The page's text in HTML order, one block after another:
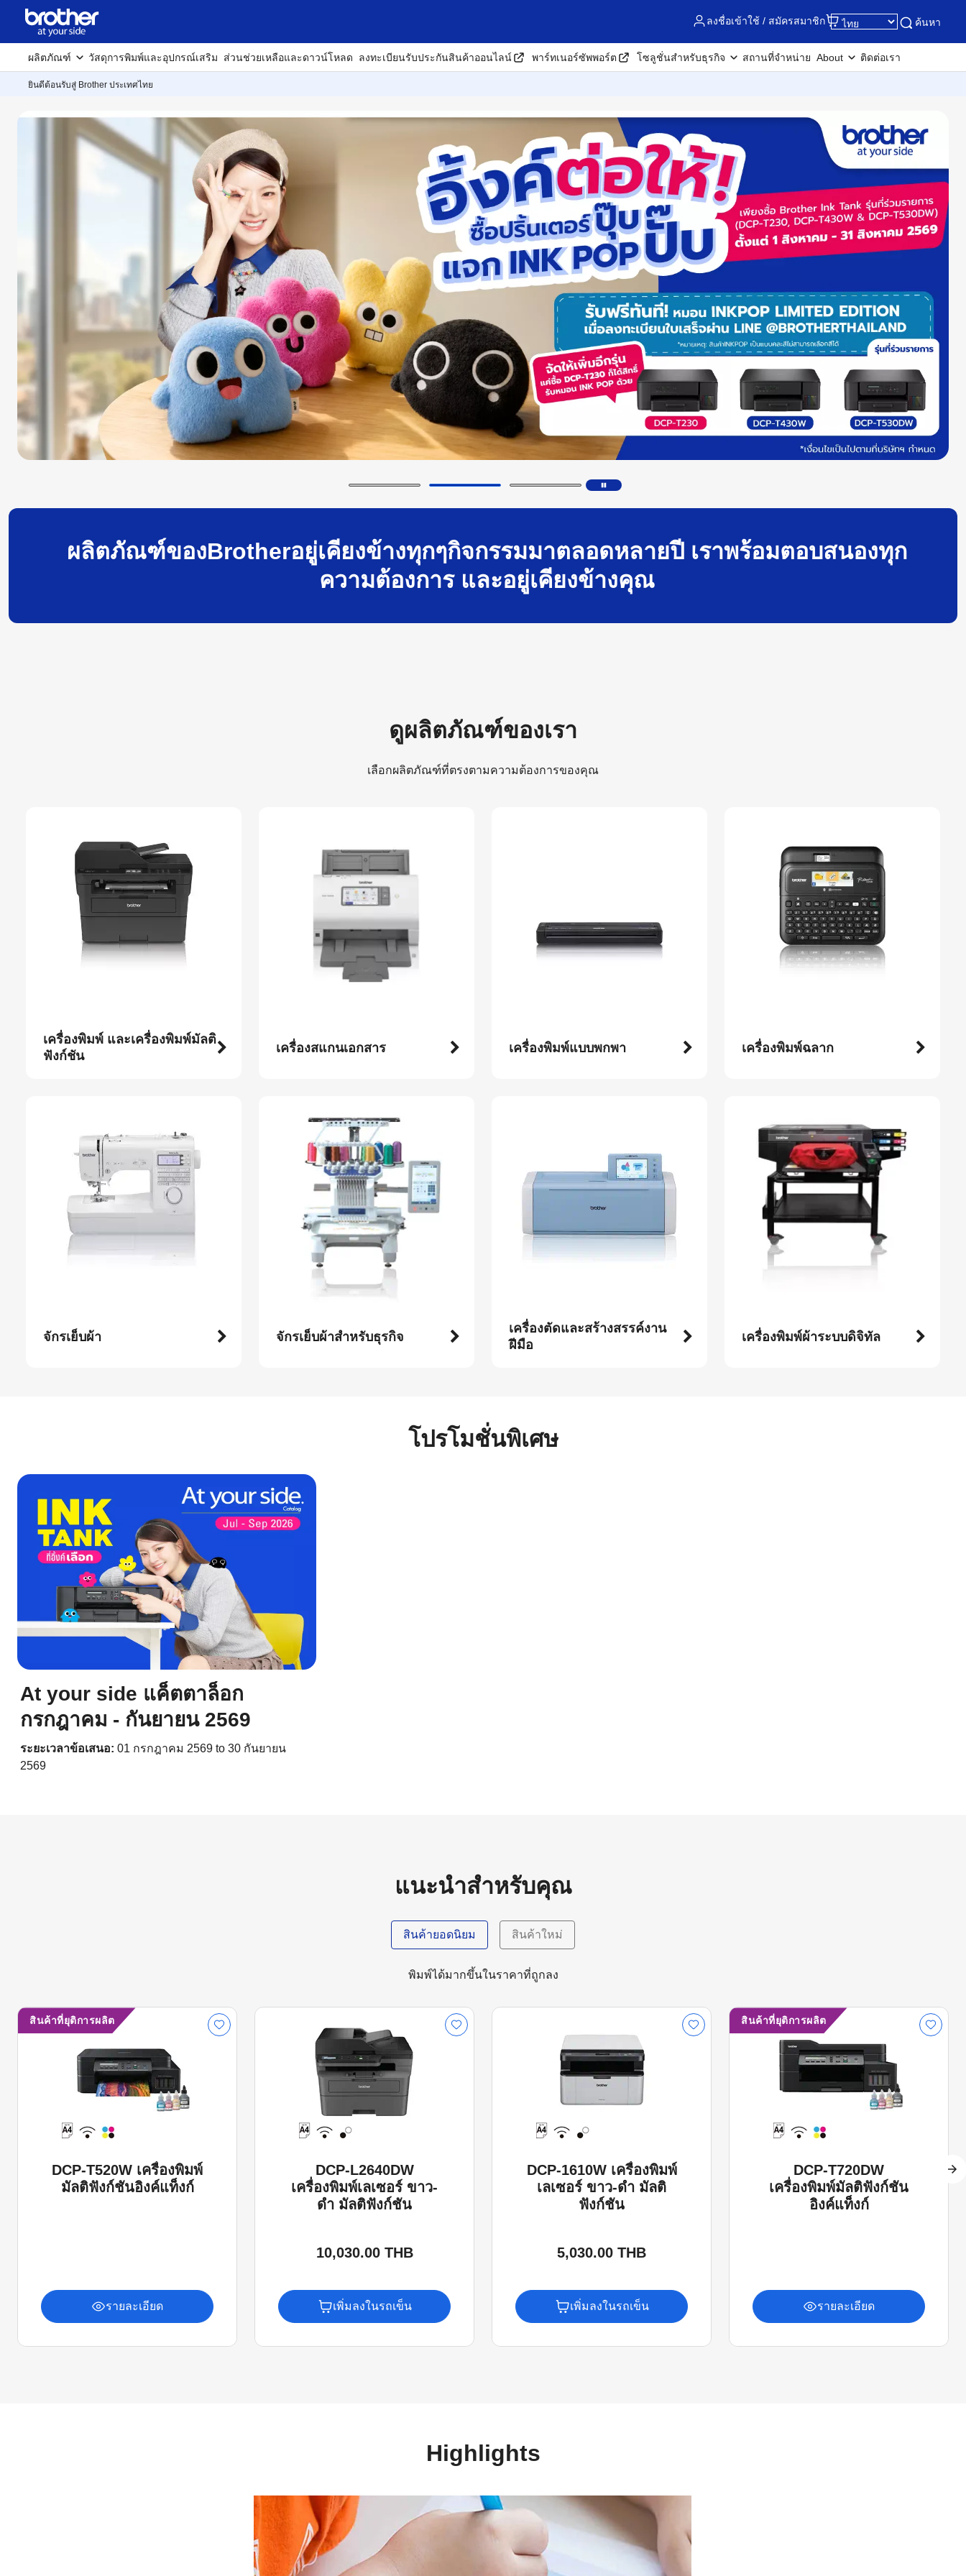
ลงชื่อเข้าใช้ / สมัครสมาชิก ค้นหา
ผลิตภัณฑ์ วัสดุการพิมพ์และอุปกรณ์เสริม ส่วนช่วยเหลือและดาวน์โหลด ลงทะเบียนรับประกันสินค้าออนไลน์ พาร์ทเนอร์ซัพพอร์ต โซลูชั่นสำหรับธุรกิจ สถานที่จำหน่าย About ติดต่อเรา
ยินดีต้อนรับสู่ Brother ประเทศไทย
ผลิตภัณฑ์ของBrotherอยู่เคียงข้างทุกๆกิจกรรมมาตลอดหลายปี เราพร้อมตอบสนองทุก
ความต้องการ และอยู่เคียงข้างคุณ
ดูผลิตภัณฑ์ของเรา
เลือกผลิตภัณฑ์ที่ตรงตามความต้องการของคุณ
เครื่องพิมพ์ และเครื่องพิมพ์มัลติ
ฟังก์ชัน
เครื่องสแกนเอกสาร เครื่องพิมพ์แบบพกพา เครื่องพิมพ์ฉลาก
จักรเย็บผ้า จักรเย็บผ้าสำหรับธุรกิจ
เครื่องตัดและสร้างสรรค์งาน
ฝีมือ
เครื่องพิมพ์ผ้าระบบดิจิทัล
โปรโมชั่นพิเศษ
At your side แค็ตตาล็อก
กรกฎาคม - กันยายน 2569
ระยะเวลาข้อเสนอ: 01 กรกฎาคม 2569 to 30 กันยายน
2569
แนะนำสำหรับคุณ
สินค้ายอดนิยม สินค้าใหม่
พิมพ์ได้มากขึ้นในราคาที่ถูกลง
สินค้าที่ยุติการผลิต
DCP-T520W เครื่องพิมพ์
มัลติฟังก์ชันอิงค์แท็งก์
รายละเอียด
DCP-L2640DW
เครื่องพิมพ์เลเซอร์ ขาว-
ดำ มัลติฟังก์ชัน
10,030.00 THB
เพิ่มลงในรถเข็น
DCP-1610W เครื่องพิมพ์
เลเซอร์ ขาว-ดำ มัลติ
ฟังก์ชัน
5,030.00 THB
เพิ่มลงในรถเข็น
สินค้าที่ยุติการผลิต
DCP-T720DW
เครื่องพิมพ์มัลติฟังก์ชัน
อิงค์แท็งก์
รายละเอียด
Highlights